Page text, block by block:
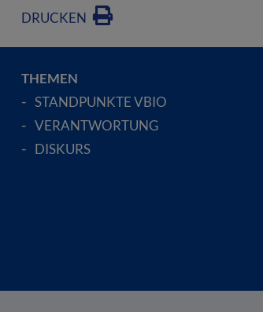
DRUCKEN
THEMEN
STANDPUNKTE VBIO
VERANTWORTUNG
DISKURS